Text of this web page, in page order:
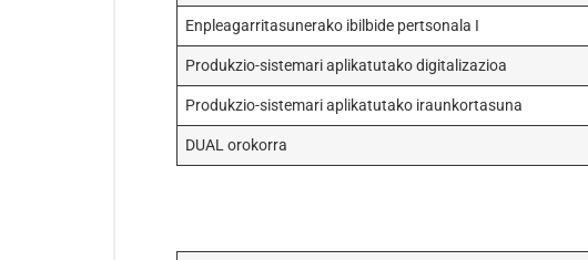
Enpleagarritasunerako ibilbide pertsonala I
Produkzio-sistemari aplikatutako digitalizazioa
Produkzio-sistemari aplikatutako iraunkortasuna
DUAL orokorra